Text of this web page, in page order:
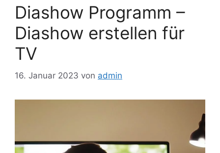
Diashow Programm –
Diashow erstellen für
TV
16. Januar 2023 von admin